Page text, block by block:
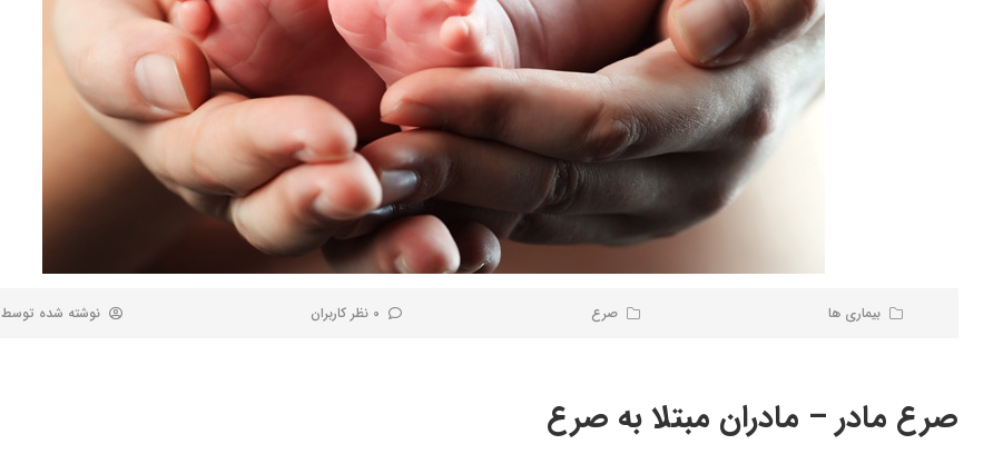
بیماری ها صرع 0 نظر کاربران نوشته شده توسط
صرع مادر – مادران مبتلا به صرع